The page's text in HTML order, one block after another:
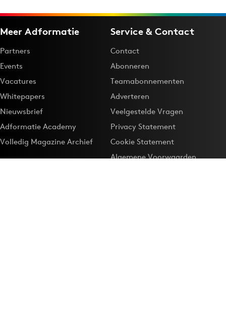
Meer Adformatie
Partners
Events
Vacatures
Whitepapers
Nieuwsbrief
Adformatie Academy
Volledig Magazine Archief
Service & Contact
Contact
Abonneren
Teamabonnementen
Adverteren
Veelgestelde Vragen
Privacy Statement
Cookie Statement
Algemene Voorwaarden